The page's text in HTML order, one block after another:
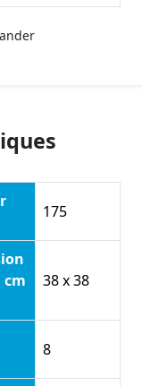
175
cm
38 x 38
8